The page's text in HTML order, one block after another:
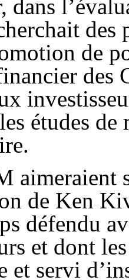
dans
des
de
des
études
aimeraient
de Ken
défendu
et dont
et servi